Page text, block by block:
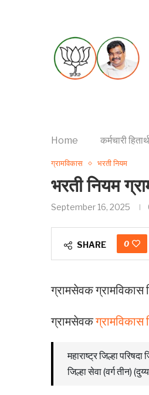
Home कर्मचारी हितार्थ
ग्रामविकास भरती नियम
भरती नियम
September 16, 2025
SHARE 0
ग्रामसेवक ग्रामविकास
ग्रामसेवक
महाराष्ट्र जिल्हा
जिल्हा सेवा (वर्ग तीन)